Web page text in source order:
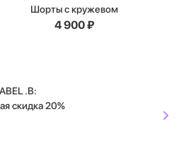
Шорты с кружевом
4 900₽
.B:
скидка 20%